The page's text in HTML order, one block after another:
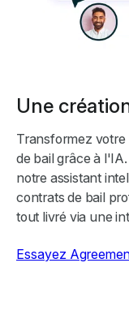
Une
Transformez
de bail grâce à
notre assistant
contrats de bail
tout livré via une
Essayez